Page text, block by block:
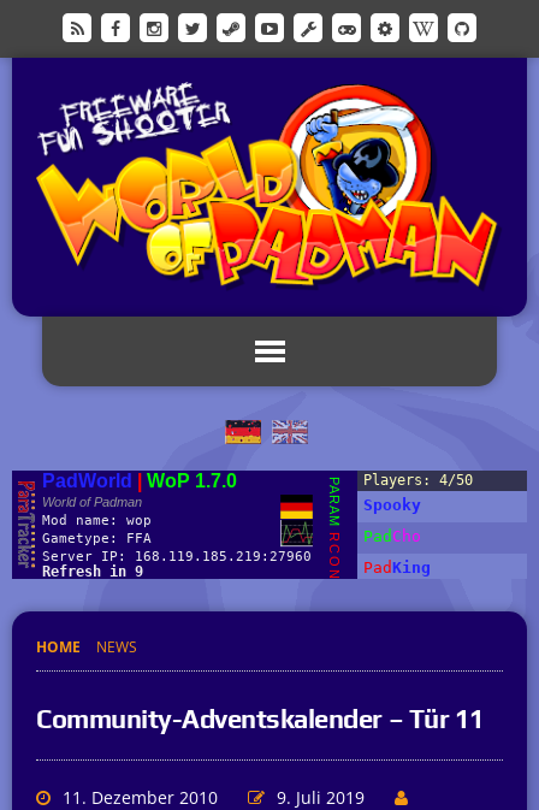
HOME NEWS
Community-Adventskalender – Tür 11
11. Dezember 2010
9. Juli 2019